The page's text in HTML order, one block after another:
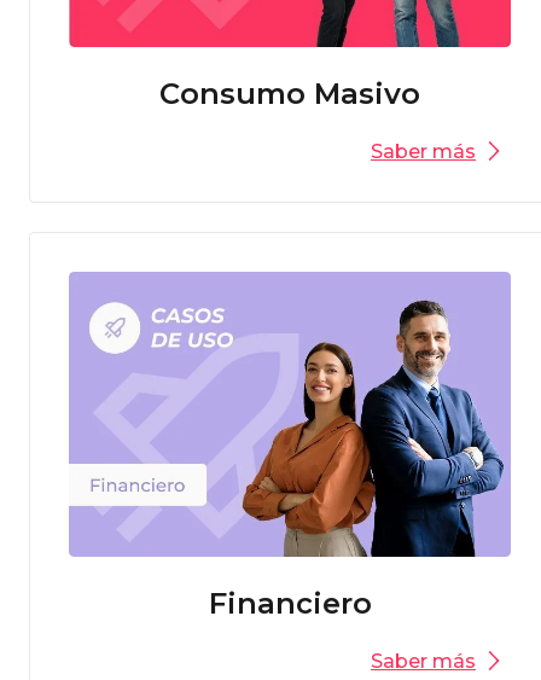
Consumo Masivo
Saber más
Financiero
Saber más